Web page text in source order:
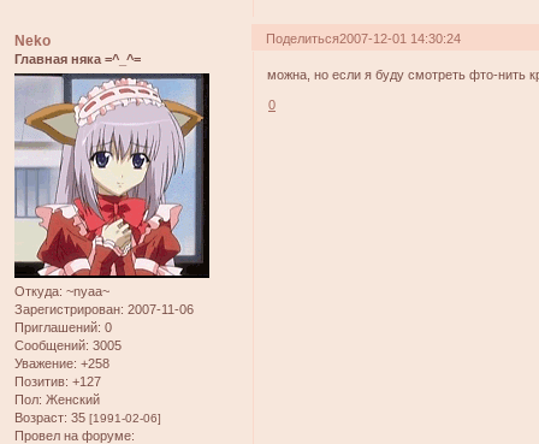
Поделиться2007-12-01 14:30:24
Neko
Главная няка =^_^=
Откуда: ~nyaa~
Зарегистрирован: 2007-11-06
Приглашений: 0
Сообщений: 3005
Уважение: +258
Позитив: +127
Пол: Женский
Возраст: 35 [1991-02-06]
Провел на форуме:
можна, но если я буду смотреть фто-нить
0